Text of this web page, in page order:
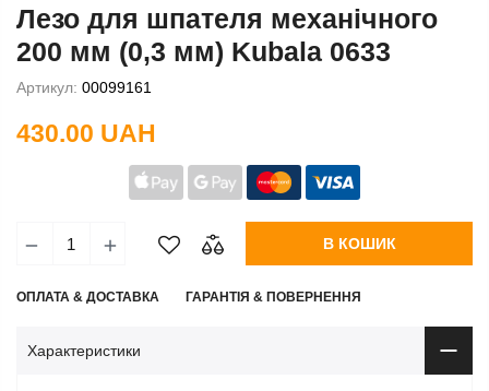
Лезо для шпателя механічного
200 мм (0,3 мм) Kubala 0633
Артикул: 00099161
430.00 UAH
В КОШИК
ОПЛАТА & ДОСТАВКА ГАРАНТІЯ & ПОВЕРНЕННЯ
Характеристики